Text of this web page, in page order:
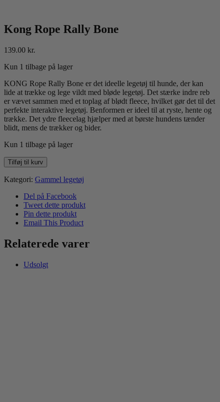
Kong Rope Rally Bone
139.00 kr.
Kun 1 tilbage på lager
KONG Rope Rally Bone er det ideelle legetøj til hunde, der kan
lide at trække og lege vildt med bløde legetøj. Det stærke indre reb
er vævet sammen med et toplag af blødt fleece, hvilket gør det til det
perfekte interaktive legetøj. Benformen er ideel til at ryste, hente og
trække. Det ydre fleecelag hjælper med at børste hundens tænder
blidt, mens de trækker og bider.
Kun 1 tilbage på lager
Kong
Rope
Rally
antal
Tilføj til kurv
Kategori: Gammel legetøj
Del på Facebook
Tweet dette produkt
Pin dette produkt
Email This Product
Relaterede varer
Udsolgt